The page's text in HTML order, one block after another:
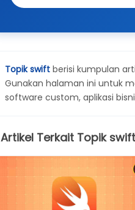
Topik swift berisi kumpulan
Gunakan halaman ini untuk
software custom, aplikasi
Artikel Terkait Topik swift